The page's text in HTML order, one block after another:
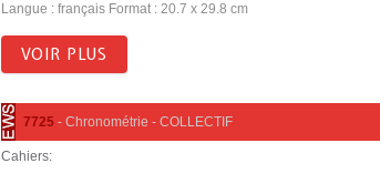
Langue : français Format : 20.7 x 29.8 cm
VOIR PLUS
7725 - Chronométrie - COLLECTIF
Cahiers: